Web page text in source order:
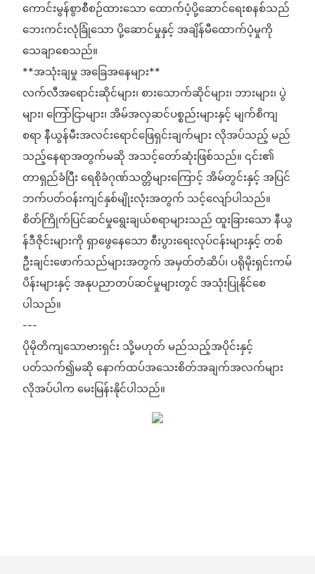
ကောင်းမွန်စွာစီစဉ်ထားသော ထောက်ပံ့ပို့ဆောင်ရေးစနစ်သည်
ဘေးကင်းလုံခြုံသော ပို့ဆောင်မှုနှင့် အချိန်မီထောက်ပံ့မှုကို
သေချာစေသည်။
**အသုံးချမှု အခြေအနေများ**
လက်လီအရောင်းဆိုင်များ၊ စားသောက်ဆိုင်များ၊ ဘားများ၊ ပွဲ
များ၊ ကြော်ငြာများ၊ အိမ်အလှဆင်ပစ္စည်းများနှင့် မျက်စိကျ
စရာ နီယွန်မီးအလင်းရောင်ဖြေရှင်းချက်များ လိုအပ်သည့် မည်
သည့်နေရာအတွက်မဆို အသင့်တော်ဆုံးဖြစ်သည်။ ၎င်း၏
တာရှည်ခံပြီး ရေစိုခံဂုဏ်သတ္တိများကြောင့် အိမ်တွင်းနှင့် အပြင်
ဘက်ပတ်ဝန်းကျင်နှစ်မျိုးလုံးအတွက် သင့်လျော်ပါသည်။
စိတ်ကြိုက်ပြင်ဆင်မှုရွေးချယ်စရာများသည် ထူးခြားသော နီယွ
န်ဒီဇိုင်းများကို ရှာဖွေနေသော စီးပွားရေးလုပ်ငန်းများနှင့် တစ်
ဦးချင်းဖောက်သည်များအတွက် အမှတ်တံဆိပ်၊ ပရိုမိုးရှင်းကမ်
ပိန်းများနှင့် အနုပညာတပ်ဆင်မှုများတွင် အသုံးပြုနိုင်စေ
ပါသည်။
---
ပိုမိုတိကျသောဗားရှင်း သို့မဟုတ် မည်သည့်အပိုင်းနှင့်
ပတ်သက်၍မဆို နောက်ထပ်အသေးစိတ်အချက်အလက်များ
လိုအပ်ပါက မေးမြန်းနိုင်ပါသည်။